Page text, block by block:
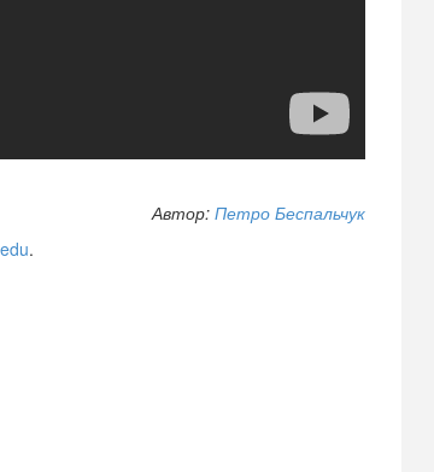
Автор: Петро Беспальчук
.